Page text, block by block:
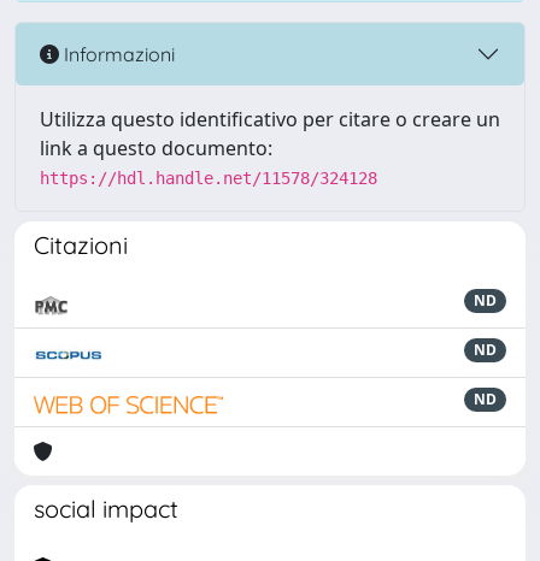
Informazioni
Utilizza questo identificativo per citare o creare un
link a questo documento:
https://hdl.handle.net/11578/324128
Citazioni
ND
ND
ND
social impact